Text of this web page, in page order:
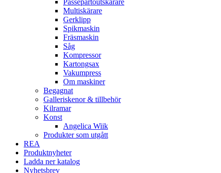
Passepartoutskärare
Multiskärare
Gerklipp
Spikmaskin
Fräsmaskin
Såg
Kompressor
Kartongsax
Vakumpress
Om maskiner
Begagnat
Galleriskenor & tillbehör
Kilramar
Konst
Angelica Wiik
Produkter som utgått
REA
Produktnyheter
Ladda ner katalog
Nyhetsbrev